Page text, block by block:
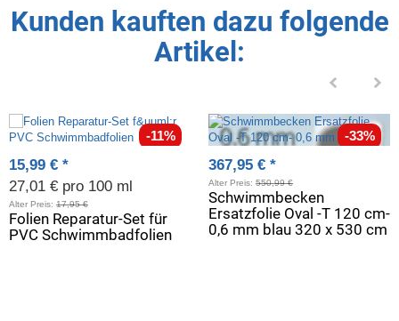
Kunden kauften dazu folgende
Artikel:
-11%
Folien Reparatur-Set für
PVC Schwimmbadfolien
15,99 € *
27,01 € pro 100 ml
Alter Preis: 17,95 €
-33%
Schwimmbecken
Ersatzfolie Oval -T 120 cm-
0,6 mm blau 320 x 530 cm
367,95 € *
Alter Preis: 550,99 €